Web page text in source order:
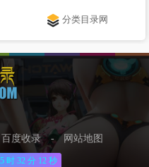
分类目录网
百度收录 - 网站地图
时 32 分 12 秒